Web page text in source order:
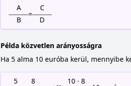
A
B
=
C
D
Példa közvetlen arányosságra
Ha 5 alma 10 euróba kerül, mennyibe
5
8
10 · 8